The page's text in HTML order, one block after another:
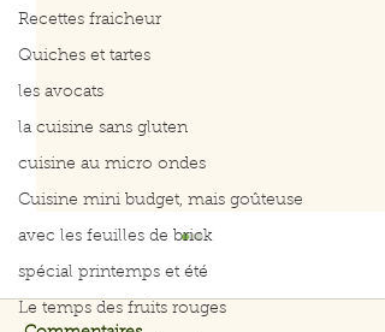
Recettes fraicheur
Quiches et tartes
les avocats
la cuisine sans gluten
cuisine au micro ondes
Cuisine mini budget, mais goûteuse
avec les feuilles de brick
spécial printemps et été
Le temps des fruits rouges